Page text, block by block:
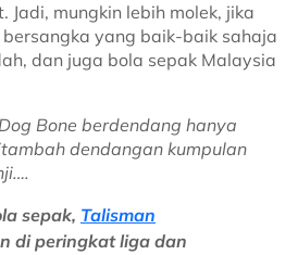
mungkin lebih molek, jika
yang baik-baik sahaja
dan juga bola sepak Malaysia
Bone berdendang hanya
dendangan kumpulan
sepak, Talisman
di peringkat liga dan